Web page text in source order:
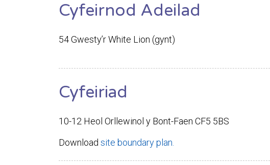
Cyfeirnod Adeilad
54 Gwesty’r White Lion (gynt)
Cyfeiriad
10-12 Heol Orllewinol y Bont-Faen CF5 5BS
Download site boundary plan.